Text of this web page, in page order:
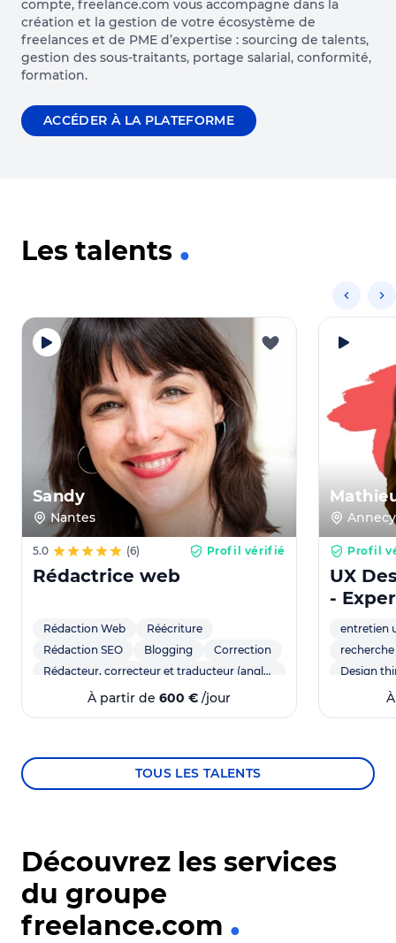
compte, freelance.com vous accompagne dans la
création et la gestion de votre écosystème de
freelances et de PME d’expertise : sourcing de talents,
gestion des sous-traitants, portage salarial, conformité,
formation.
ACCÉDER À LA PLATEFORME
Les talents
Sandy
Nantes
5.0 (6) Profil vérifié
Rédactrice web
Rédaction Web
Réécriture
Rédaction SEO
Blogging
Correction
Rédacteur, correcteur et traducteur (anglais-français)
Content Marketing - Brand content
À partir de 600 € /jour
Annecy
Profil
UX
-
entretien
Design
Persona
user
TOUS LES TALENTS
Découvrez les services
du groupe
freelance.com